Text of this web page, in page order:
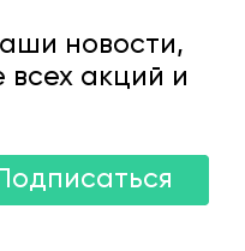
новости,
всех акций и